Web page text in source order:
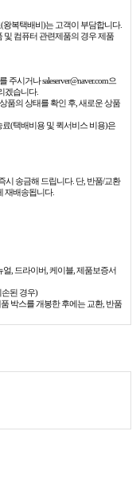
복택배비)는 고객이 부담합니다.
및 컴퓨터 관련제품의 경우 제품
시거나 saleserver@naver.com으
겠습니다.
품의 상태를 확인 후, 새로운 상품
(택배비용 및 퀵서비스 비용)은
시 송금해 드립니다. 단, 반품/교환
재배송됩니다.
, 드라이버, 케이블, 제품보증서
된 경우)
박스를 개봉한 후에는 교환, 반품